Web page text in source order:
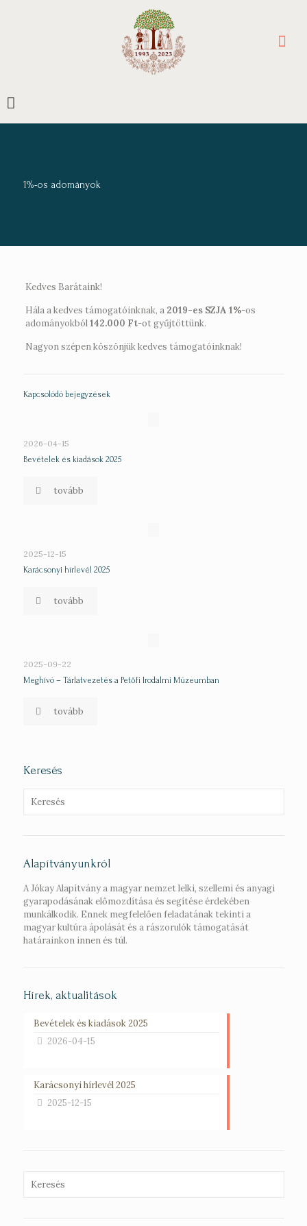
1%-os adományok
Kedves Barátaink!
Hála a kedves támogatóinknak, a 2019-es SZJA 1%-os
adományokból142.000 Ft-ot gyűjtöttünk.
Nagyon szépen köszönjük kedves támogatóinknak!
Kapcsolódó bejegyzések
2026-04-15
Bevételek és kiadások 2025
tovább
2025-12-15
Karácsonyi hírlevél 2025
tovább
2025-09-22
Meghívó – Tárlatvezetés a Petőfi Irodalmi Múzeumban
tovább
Keresés
Alapítványunkról
A Jókay Alapítvány a magyar nemzet lelki, szellemi és anyagi
gyarapodásának előmozdítása és segítése érdekében
munkálkodik. Ennek megfelelően feladatának tekinti a
magyar kultúra ápolását és a rászorulók támogatását
határainkon innen és túl.
Hírek, aktualitások
Bevételek és kiadások 2025
2026-04-15
Karácsonyi hírlevél 2025
2025-12-15